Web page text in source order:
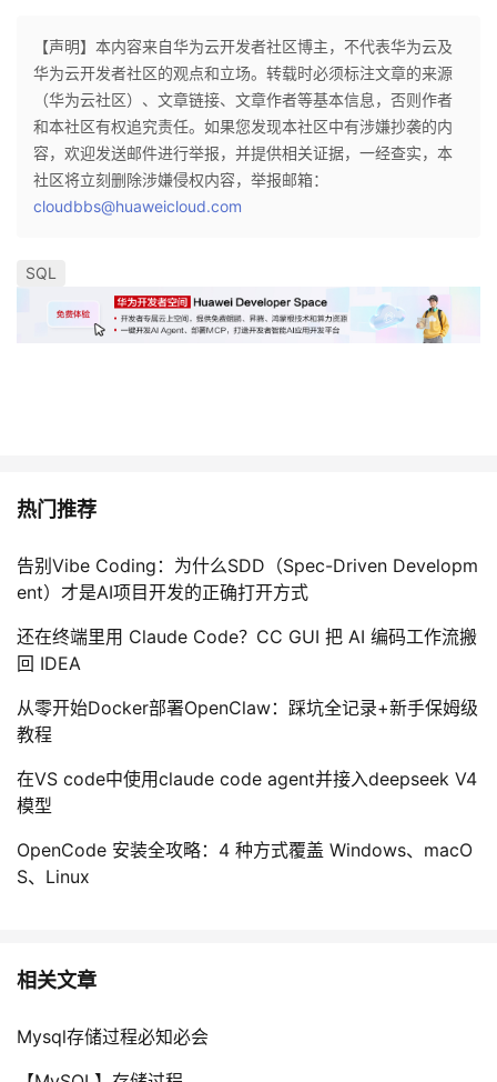
【声明】本内容来自华为云开发者社区博主，不代表华为云及
华为云开发者社区的观点和立场。转载时必须标注文章的来源
（华为云社区）、文章链接、文章作者等基本信息，否则作者
和本社区有权追究责任。如果您发现本社区中有涉嫌抄袭的内
容，欢迎发送邮件进行举报，并提供相关证据，一经查实，本
社区将立刻删除涉嫌侵权内容，举报邮箱：
cloudbbs@huaweicloud.com
SQL
热门推荐
告别Vibe Coding：为什么SDD（Spec-Driven Developm
ent）才是AI项目开发的正确打开方式
还在终端里用 Claude Code？CC GUI 把 AI 编码工作流搬
回 IDEA
从零开始Docker部署OpenClaw：踩坑全记录+新手保姆级
教程
在VS code中使用claude code agent并接入deepseek V4
模型
OpenCode 安装全攻略：4 种方式覆盖 Windows、macO
S、Linux
相关文章
Mysql存储过程必知必会